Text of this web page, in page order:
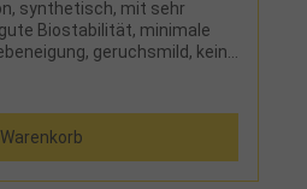
synthetisch, mit sehr
Biostabilität, minimale
geruchsmild, keine
Warenkorb